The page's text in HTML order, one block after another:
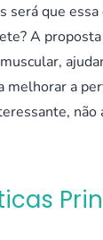
será que
A
melhorar a
não